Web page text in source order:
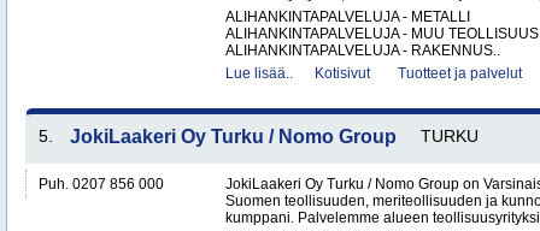
ALIHANKINTAPALVELUJA - METALLI
ALIHANKINTAPALVELUJA - MUU TEOLLISUUS
ALIHANKINTAPALVELUJA - RAKENNUS..
Lue lisää..
Kotisivut Tuotteet ja palvelut
5. JokiLaakeri Oy Turku / Nomo Group TURKU
Puh. 0207 856 000
JokiLaakeri Oy Turku / Nomo Group on
Suomen teollisuuden, meriteollisuuden ja
kumppani. Palvelemme alueen